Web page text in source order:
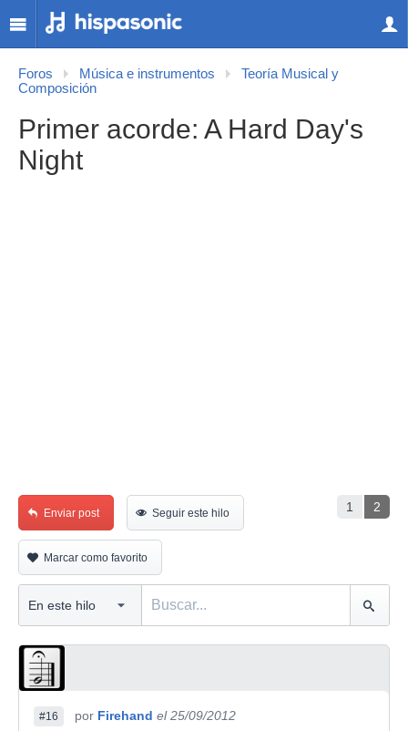
Foros Música e instrumentos
Teoría Musical y
Composición
Primer acorde: A Hard Day's
Night
1 2
Enviar post Seguir este hilo
Marcar como favorito
#16 por Firehand el 25/09/2012